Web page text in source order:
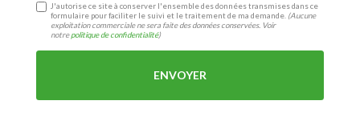
J'autorise ce site à conserver l'ensemble des données transmises dans ce
formulaire pour faciliter le suivi et le traitement de ma demande. (Aucune
exploitation commerciale ne sera faite des données conservées. Voir
notrepolitique de confidentialité)